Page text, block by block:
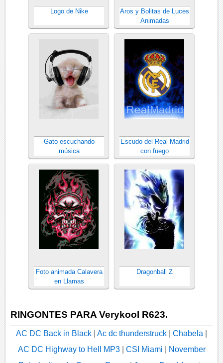
Logo de Nike
Aros y Bolitas de Luces
Animadas
Gato escuchando
música
Escudo del Real Madrid
con fuego
Foto animada Calavera
en Llamas
Dragonball Z
RINGONTES PARA Verykool R623.
AC DC Back in Black Ac dc thunderstruck Chabela
AC DC Highway to Hell MP3| CSI Miami
November